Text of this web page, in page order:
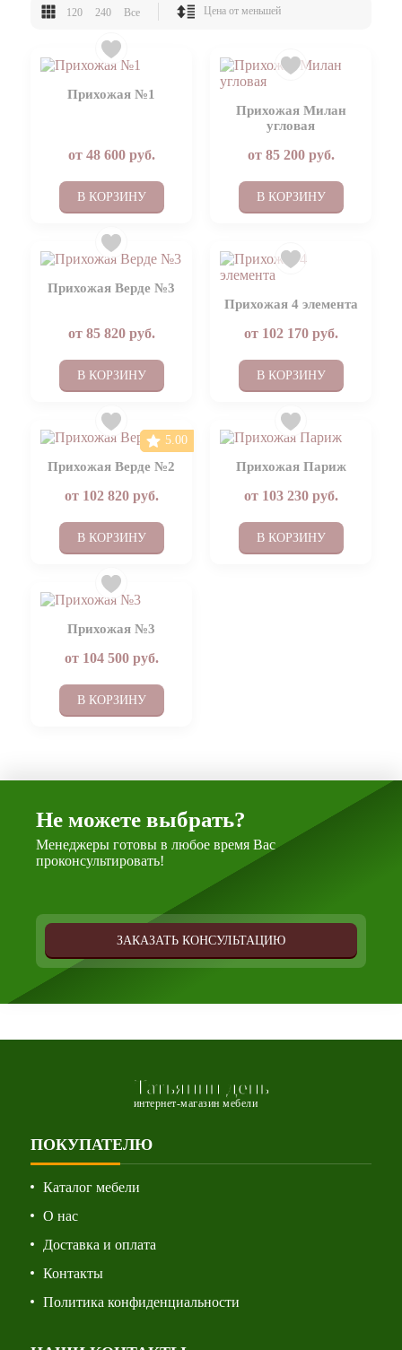
120 240 Все
Прихожая №1
от 48 600руб.
В КОРЗИНУ
Прихожая Милан
угловая
от 85 200руб.
В КОРЗИНУ
Прихожая Верде №3
от 85 820руб.
В КОРЗИНУ
Прихожая 4 элемента
от 102 170руб.
В КОРЗИНУ
Прихожая Верде №2
от 102 820руб.
В КОРЗИНУ
5.00
Прихожая Париж
от 103 230руб.
В КОРЗИНУ
Прихожая №3
от 104 500руб.
В КОРЗИНУ
Не можете выбрать?
Менеджеры готовы в любое время Вас
проконсультировать!
ЗАКАЗАТЬ КОНСУЛЬТАЦИЮ
Татьянин день
интернет-магазин мебели
ПОКУПАТЕЛЮ
Каталог мебели
О нас
Доставка и оплата
Контакты
Политика конфиденциальности